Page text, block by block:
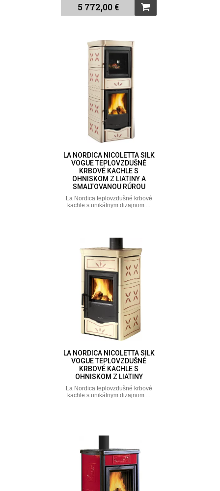
5 772,00 €
LA NORDICA NICOLETTA SILK
VOGUE TEPLOVZDUŠNÉ
KRBOVÉ KACHLE S
OHNISKOM Z LIATINY A
SMALTOVANOU RÚROU
La Nordica teplovzdušné krbové
kachle s unikátnym dizajnom ...
LA NORDICA NICOLETTA SILK
VOGUE TEPLOVZDUŠNÉ
KRBOVÉ KACHLE S
OHNISKOM Z LIATINY
La Nordica teplovzdušné krbové
kachle s unikátnym dizajnom ...